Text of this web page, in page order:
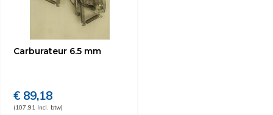
Carburateur 6.5 mm
€ 89,18
(107,91 Incl. btw)